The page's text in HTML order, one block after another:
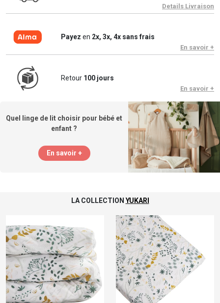
Details Livraison
Payez en 2x, 3x, 4x sans frais
En savoir +
Retour 100 jours
En savoir +
Quel linge de lit choisir pour bébé et
enfant ?
En savoir +
LA COLLECTION YUKARI